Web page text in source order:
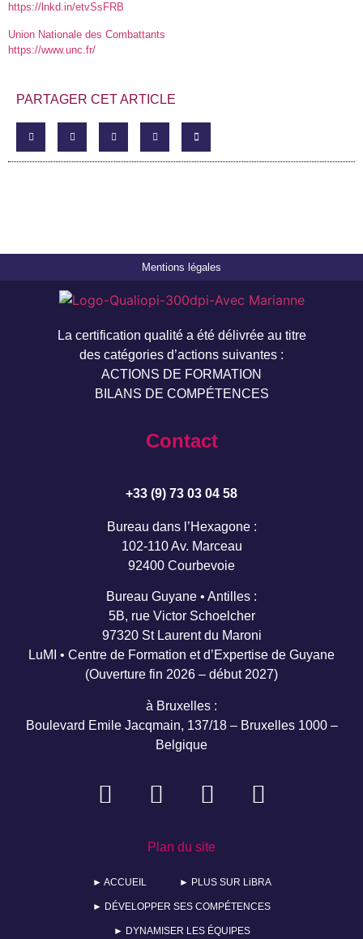
https://lnkd.in/etvSsFRB
Union Nationale des Combattants
https://www.unc.fr/
PARTAGER CET ARTICLE
Mentions légales
La certification qualité a été délivrée au titre
des catégories d’actions suivantes :
ACTIONS DE FORMATION
BILANS DE COMPÉTENCES
Contact
+33 (9) 73 03 04 58
Bureau dans l’Hexagone :
102-110 Av. Marceau
92400 Courbevoie
Bureau Guyane • Antilles :
5B, rue Victor Schoelcher
97320 St Laurent du Maroni
LuMI • Centre de Formation et d’Expertise de Guyane
(Ouverture fin 2026 – début 2027)
à Bruxelles :
Boulevard Emile Jacqmain, 137/18 – Bruxelles 1000 –
Belgique
Plan du site
► ACCUEIL ► PLUS SUR LiBRA
► DÉVELOPPER SES COMPÉTENCES
► DYNAMISER LES ÉQUIPES